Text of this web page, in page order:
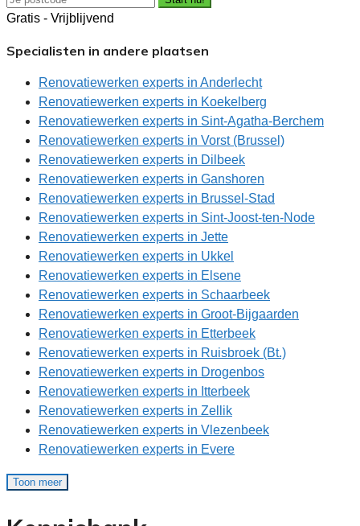
Gratis - Vrijblijvend
Specialisten in andere plaatsen
Renovatiewerken experts in Anderlecht
Renovatiewerken experts in Koekelberg
Renovatiewerken experts in Sint-Agatha-Berchem
Renovatiewerken experts in Vorst (Brussel)
Renovatiewerken experts in Dilbeek
Renovatiewerken experts in Ganshoren
Renovatiewerken experts in Brussel-Stad
Renovatiewerken experts in Sint-Joost-ten-Node
Renovatiewerken experts in Jette
Renovatiewerken experts in Ukkel
Renovatiewerken experts in Elsene
Renovatiewerken experts in Schaarbeek
Renovatiewerken experts in Groot-Bijgaarden
Renovatiewerken experts in Etterbeek
Renovatiewerken experts in Ruisbroek (Bt.)
Renovatiewerken experts in Drogenbos
Renovatiewerken experts in Itterbeek
Renovatiewerken experts in Zellik
Renovatiewerken experts in Vlezenbeek
Renovatiewerken experts in Evere
Toon meer